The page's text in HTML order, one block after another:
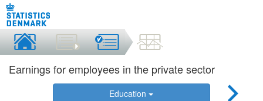
Earnings for employees in the private sector
Education